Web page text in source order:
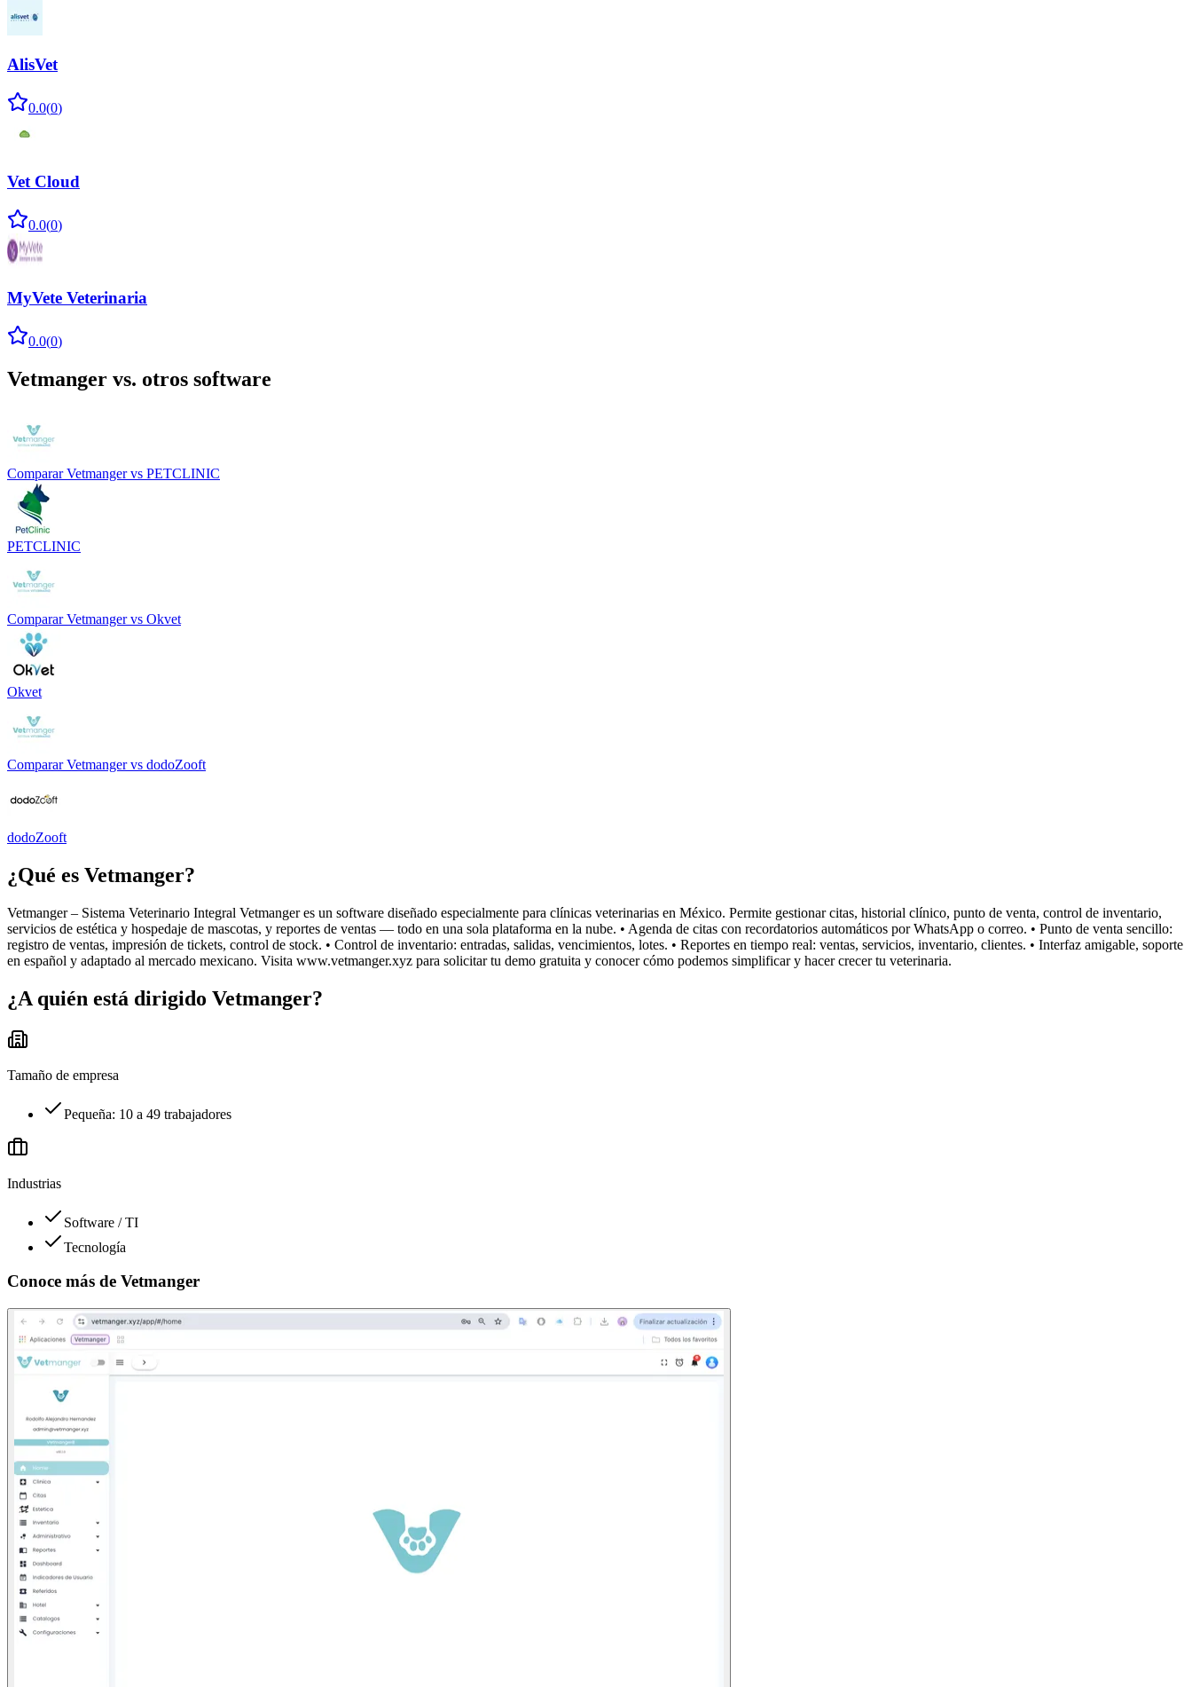
AlisVet
0.0(0)
Vet Cloud
0.0(0)
MyVete Veterinaria
0.0(0)
Vetmanger vs. otros software
Comparar Vetmangervs PETCLINIC
PETCLINIC
Comparar Vetmangervs Okvet
Okvet
Comparar Vetmangervs dodoZooft
dodoZooft
¿Qué es Vetmanger?
Vetmanger – Sistema Veterinario Integral Vetmanger es un software diseñado especialmente para clínicas veterinarias en México. Permite gestionar citas, historial clínico, punto de venta, control de inventario,
servicios de estética y hospedaje de mascotas, y reportes de ventas — todo en una sola plataforma en la nube. • Agenda de citas con recordatorios automáticos por WhatsApp o correo. • Punto de venta sencillo:
registro de ventas, impresión de tickets, control de stock. • Control de inventario: entradas, salidas, vencimientos, lotes. • Reportes en tiempo real: ventas, servicios, inventario, clientes. • Interfaz amigable, soporte
en español y adaptado al mercado mexicano. Visita www.vetmanger.xyz para solicitar tu demo gratuita y conocer cómo podemos simplificar y hacer crecer tu veterinaria.
¿A quién está dirigido Vetmanger?
Tamaño de empresa
Pequeña: 10 a 49 trabajadores
Industrias
Software / TI
Tecnología
Conoce más de Vetmanger